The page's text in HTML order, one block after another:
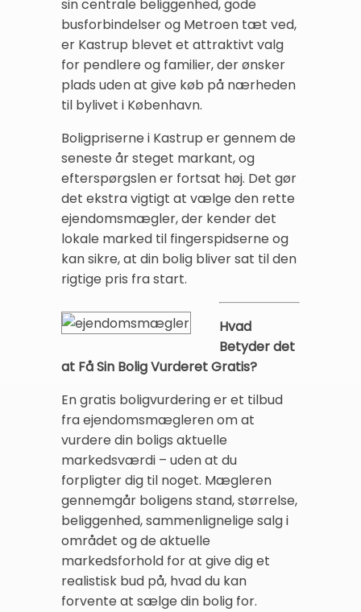
sin centrale beliggenhed, gode
busforbindelser og Metroen tæt ved,
er Kastrup blevet et attraktivt valg
for pendlere og familier, der ønsker
plads uden at give køb på nærheden
til bylivet i København.
Boligpriserne i Kastrup er gennem de
seneste år steget markant, og
efterspørgslen er fortsat høj. Det gør
det ekstra vigtigt at vælge den rette
ejendomsmægler, der kender det
lokale marked til fingerspidserne og
kan sikre, at din bolig bliver sat til den
rigtige pris fra start.
Hvad
Betyder det
at Få Sin Bolig Vurderet Gratis?
En gratis boligvurdering er et tilbud
fra ejendomsmægleren om at
vurdere din boligs aktuelle
markedsværdi – uden at du
forpligter dig til noget. Mægleren
gennemgår boligens stand, størrelse,
beliggenhed, sammenlignelige salg i
området og de aktuelle
markedsforhold for at give dig et
realistisk bud på, hvad du kan
forvente at sælge din bolig for.